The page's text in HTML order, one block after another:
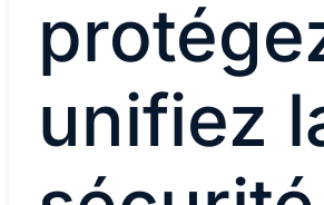
unifiez